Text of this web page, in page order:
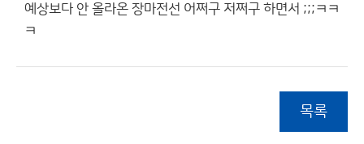
예상보다 안 올라온 장마전선 어쩌구 저쩌구 하면서 ;;;ㅋㅋ
ㅋ
목록